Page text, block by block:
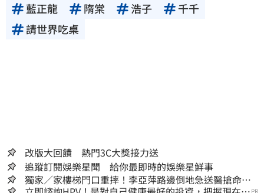
藍正龍 隋棠 浩子
千千
請世界吃桌
改版大回饋 熱門3C大獎接力送
追蹤訂閱娛樂星聞 給你最即時的娛樂星鮮事
獨家／家樓梯門口重摔！李亞萍路邊倒地急送醫搶命
PR